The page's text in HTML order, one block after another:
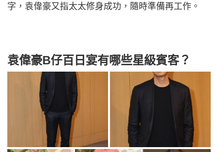
字，袁偉豪又指太太修身成功，隨時準備再工作。
袁偉豪B仔百日宴有哪些星級賓客？